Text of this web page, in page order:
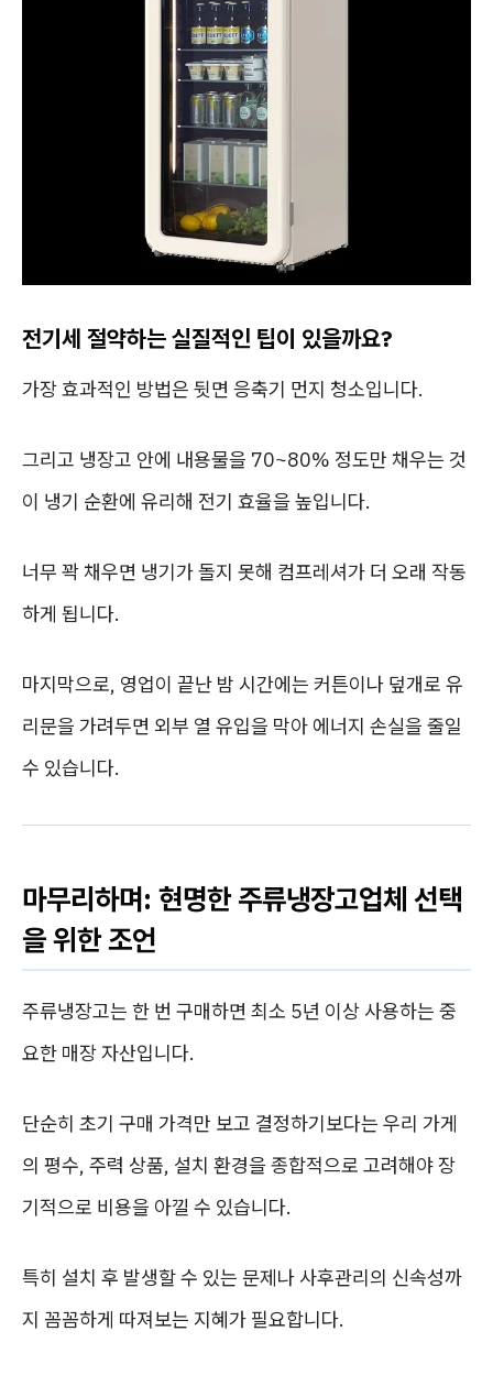
전기세 절약하는 실질적인 팁이 있을까요?
가장 효과적인 방법은 뒷면 응축기 먼지 청소입니다.
그리고 냉장고 안에 내용물을 70~80% 정도만 채우는 것
이 냉기 순환에 유리해 전기 효율을 높입니다.
너무 꽉 채우면 냉기가 돌지 못해 컴프레셔가 더 오래 작동
하게 됩니다.
마지막으로, 영업이 끝난 밤 시간에는 커튼이나 덮개로 유
리문을 가려두면 외부 열 유입을 막아 에너지 손실을 줄일
수 있습니다.
마무리하며: 현명한 주류냉장고업체 선택
을 위한 조언
주류냉장고는 한 번 구매하면 최소 5년 이상 사용하는 중
요한 매장 자산입니다.
단순히 초기 구매 가격만 보고 결정하기보다는 우리 가게
의 평수, 주력 상품, 설치 환경을 종합적으로 고려해야 장
기적으로 비용을 아낄 수 있습니다.
특히 설치 후 발생할 수 있는 문제나 사후관리의 신속성까
지 꼼꼼하게 따져보는 지혜가 필요합니다.